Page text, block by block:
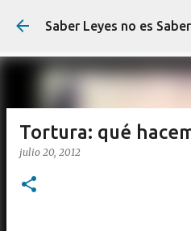
Ir al
Saber Leyes no es
Tortura: qué
julio 20, 2012